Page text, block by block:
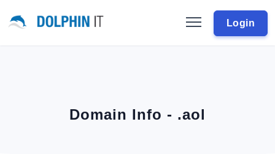
Login
Domain Info - .aol